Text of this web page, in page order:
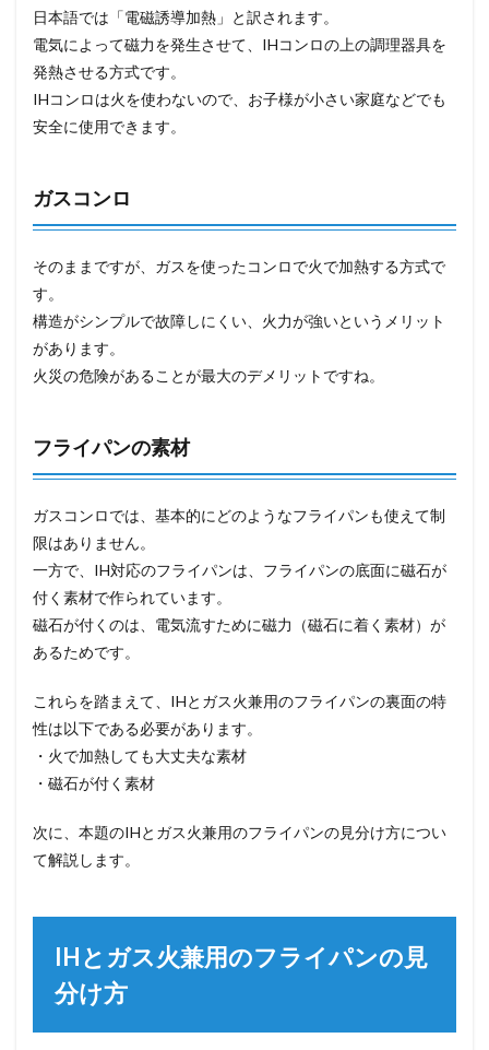
日本語では「電磁誘導加熱」と訳されます。
電気によって磁力を発生させて、IHコンロの上の調理器具を
発熱させる方式です。
IHコンロは火を使わないので、お子様が小さい家庭などでも
安全に使用できます。
ガスコンロ
そのままですが、ガスを使ったコンロで火で加熱する方式で
す。
構造がシンプルで故障しにくい、火力が強いというメリット
があります。
火災の危険があることが最大のデメリットですね。
フライパンの素材
ガスコンロでは、基本的にどのようなフライパンも使えて制
限はありません。
一方で、IH対応のフライパンは、フライパンの底面に磁石が
付く素材で作られています。
磁石が付くのは、電気流すために磁力（磁石に着く素材）が
あるためです。
これらを踏まえて、IHとガス火兼用のフライパンの裏面の特
性は以下である必要があります。
・火で加熱しても大丈夫な素材
・磁石が付く素材
次に、本題のIHとガス火兼用のフライパンの見分け方につい
て解説します。
IHとガス火兼用のフライパンの見
分け方